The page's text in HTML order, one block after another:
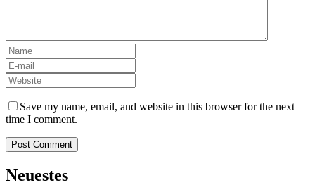
Save my name, email, and website in this browser for the next
time I comment.
Neuestes